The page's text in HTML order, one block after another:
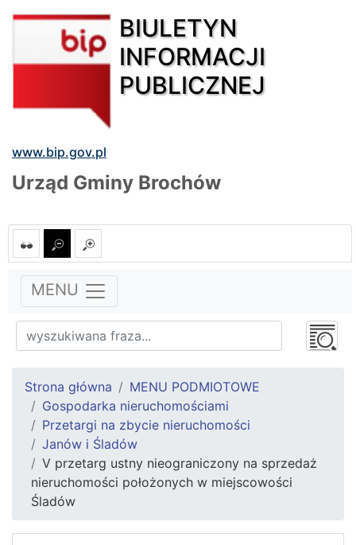
BIULETYN
INFORMACJI
PUBLICZNEJ
www.bip.gov.pl
Urząd Gminy Brochów
MENU
Strona główna
MENU PODMIOTOWE
Gospodarka nieruchomościami
Przetargi na zbycie nieruchomości
Janów i Śladów
V przetarg ustny nieograniczony na sprzedaż
nieruchomości położonych w miejscowości
Śladów